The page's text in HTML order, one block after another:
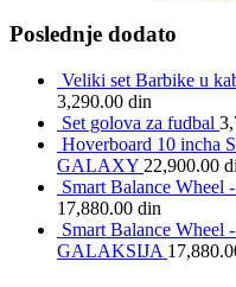
Poslednje dodato
Veliki set Barbike u
3,290.00 din
Set golova za fudbal
Hoverboard 10 incha
GALAXY 22,900.00
Smart Balance
17,880.00 din
Smart Balance
GALAKSIJA